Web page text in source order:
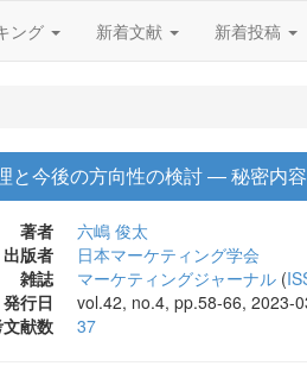
ング 新着文献 新着投稿
と今後の方向性の検討 ― 秘密内
著者
六嶋 俊太
出版者
日本マーケティング学会
雑誌
マーケティングジャーナル (
行日
vol.42, no.4, pp.58-66, 2023-
献数
37